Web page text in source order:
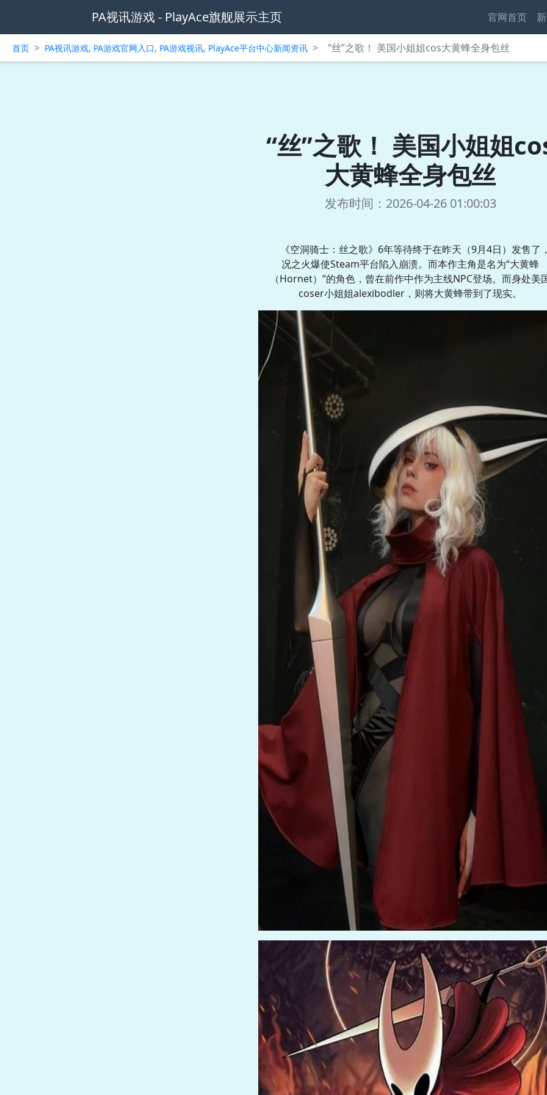
PA视讯游戏 - PlayAce旗舰展示主页 官网首页
首页 > PA视讯游戏, PA游戏官网入口, PA游戏视讯, PlayAce平台中心新闻资讯 > “丝”之歌！ 美国小姐姐cos大黄蜂全身包丝
“丝”之歌！ 美国小姐姐
大黄蜂全身包丝
发布时间：2026-04-26 01:00:03
《空洞骑士：丝之歌》6年等待终于在昨天（9月4日）发售了
况之火爆使Steam平台陷入崩溃。而本作主角是名为“大黄蜂
（Hornet）”的角色，曾在前作中作为主线NPC登场。而身处美
coser小姐姐alexibodler，则将大黄蜂带到了现实。